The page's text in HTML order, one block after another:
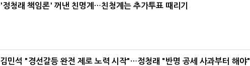
'정청래 책임론' 꺼낸 친명계…친청계는 추가투표 때리기
김민석 "경선갈등 완전 제로 노력 시작"…정청래 "반명 공세 사과부터 해야"